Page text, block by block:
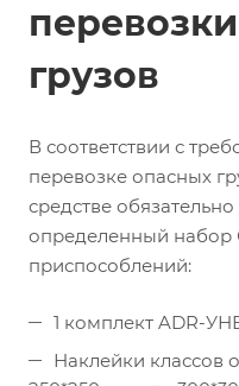
грузов
В соответствии с
перевозке опасных
средстве
определенный набор
приспособлений:
1 комплект ADR-
Наклейки классов